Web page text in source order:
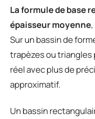
La formule de base
épaisseur moyenne
Sur un bassin de
trapèzes ou triangles
réel avec plus de
approximatif.
Un bassin